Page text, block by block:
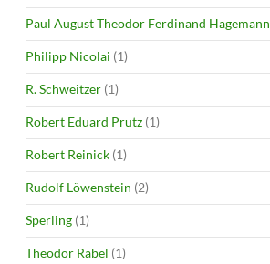
Paul August Theodor Ferdinand Hagemann
Philipp Nicolai (1)
R. Schweitzer (1)
Robert Eduard Prutz (1)
Robert Reinick (1)
Rudolf Löwenstein (2)
Sperling (1)
Theodor Räbel (1)